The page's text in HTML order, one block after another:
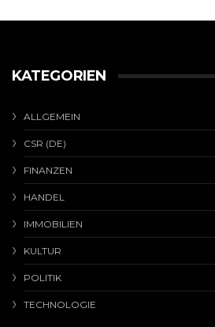
KATEGORIEN
ALLGEMEIN
CSR (DE)
FINANZEN
HANDEL
IMMOBILIEN
KULTUR
POLITIK
TECHNOLOGIE